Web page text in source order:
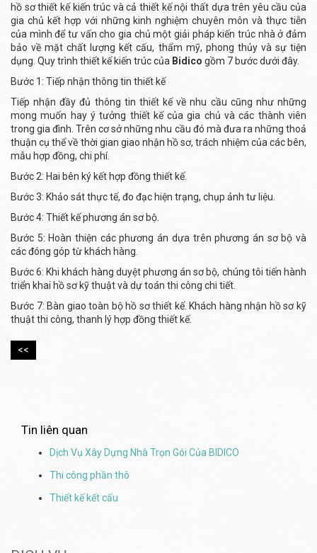
hồ sơ thiết kế kiến trúc và cả thiết kế nội thất dựa trên yêu cầu của
gia chủ kết hợp với những kinh nghiệm chuyên môn và thực tiễn
của mình để tư vấn cho gia chủ một giải pháp kiến trúc nhà ở đảm
bảo về mặt chất lượng kết cấu, thẩm mỹ, phong thủy và sự tiện
dụng. Quy trình thiết kế kiến trúc của Bidico gồm 7 bước dưới đây.
Bước 1: Tiếp nhận thông tin thiết kế
Tiếp nhận đầy đủ thông tin thiết kế về nhu cầu cũng như những
mong muốn hay ý tưởng thiết kế của gia chủ và các thành viên
trong gia đình. Trên cơ sở những nhu cầu đó mà đưa ra những thoả
thuận cụ thể về thời gian giao nhận hồ sơ, trách nhiệm của các bên,
mẫu hợp đồng, chi phí.
Bước 2: Hai bên ký kết hợp đồng thiết kế.
Bước 3: Khảo sát thực tế, đo đạc hiện trạng, chụp ảnh tư liệu.
Bước 4: Thiết kế phương án sơ bộ.
Bước 5: Hoàn thiện các phương án dựa trên phương án sơ bộ và
các đóng góp từ khách hàng.
Bước 6: Khi khách hàng duyệt phương án sơ bộ, chúng tôi tiến hành
triển khai hồ sơ kỹ thuật và dự toán thi công chi tiết.
Bước 7: Bàn giao toàn bộ hồ sơ thiết kế. Khách hàng nhận hồ sơ kỹ
thuật thi công, thanh lý hợp đồng thiết kế.
<<
Tin liên quan
Dịch Vụ Xây Dựng Nhà Trọn Gói Của BIDICO
Thi công phần thô
Thiết kế kết cấu